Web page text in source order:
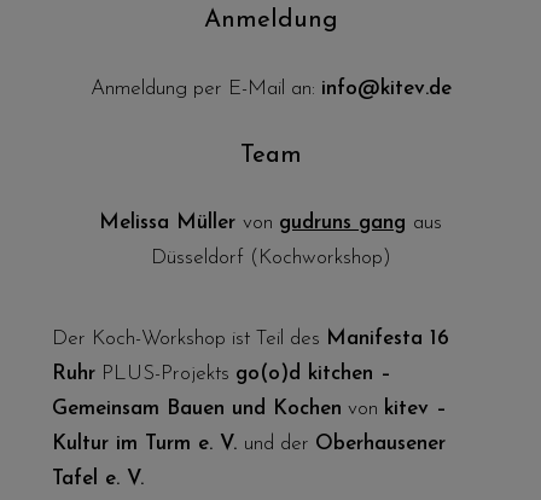
Anmeldung
Anmeldung per E-Mail an: info@kitev.de
Team
Melissa Müller von gudruns gang aus
Düsseldorf (Kochworkshop)
Der Koch-Workshop ist Teil des Manifesta 16
RuhrPLUS-Projekts go(o)d kitchen –
Gemeinsam Bauen und Kochen von kitev –
Kultur im Turm e. V. und der Oberhausener
Tafel e. V.